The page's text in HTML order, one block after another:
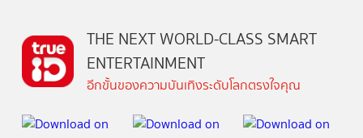
THE NEXT WORLD-CLASS SMART
ENTERTAINMENT
อีกขั้นของความบันเทิงระดับโลกตรงใจคุณ